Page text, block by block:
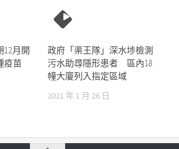
月開
疫苗
政府「渠王隊」深水埗檢測
污水助尋隱形患者 區內18
幢大廈列入指定區域
2021 年 1 月 26 日